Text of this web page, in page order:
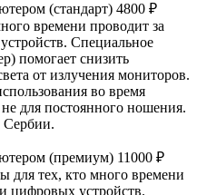
(стандарт) 4800 ₽
времени проводит за
Специальное
помогает снизить
от излучения мониторов.
во время
для постоянного ношения.
Сербии.
(премиум) 11000 ₽
для тех, кто много времени
цифровых устройств.